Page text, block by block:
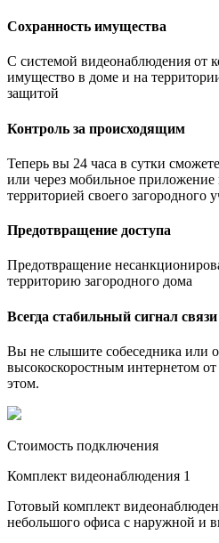
Сохранность имущества
С системой видеонаблюдения от
имущество в доме и на
защитой
Контроль за происходящим
Теперь вы 24 часа в сутки
или через мобильное приложение
территорией своего загородного
Предотвращение доступа
Предотвращение
территорию загородного дома
Всегда стабильный сигнал связи
Вы не слышите собеседника или
высокоскоростным интернетом
этом.
Стоимость подключения
Комплект видеонаблюдения 1
Готовый комплект
небольшого офиса с наружной и